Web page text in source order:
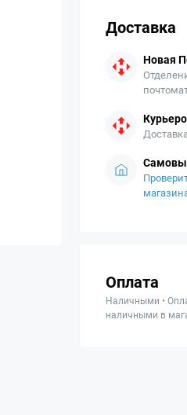
Доставка
Новая
Оплата
Наличными •
наличными в